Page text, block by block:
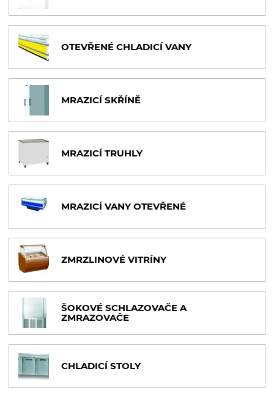
OTEVŘENÉ CHLADICÍ VANY
MRAZICÍ SKŘÍNĚ
MRAZICÍ TRUHLY
MRAZICÍ VANY OTEVŘENÉ
ZMRZLINOVÉ VITRÍNY
ŠOKOVÉ SCHLAZOVAČE A
ZMRAZOVAČE
CHLADICÍ STOLY